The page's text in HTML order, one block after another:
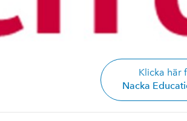
Klicka här
Nacka